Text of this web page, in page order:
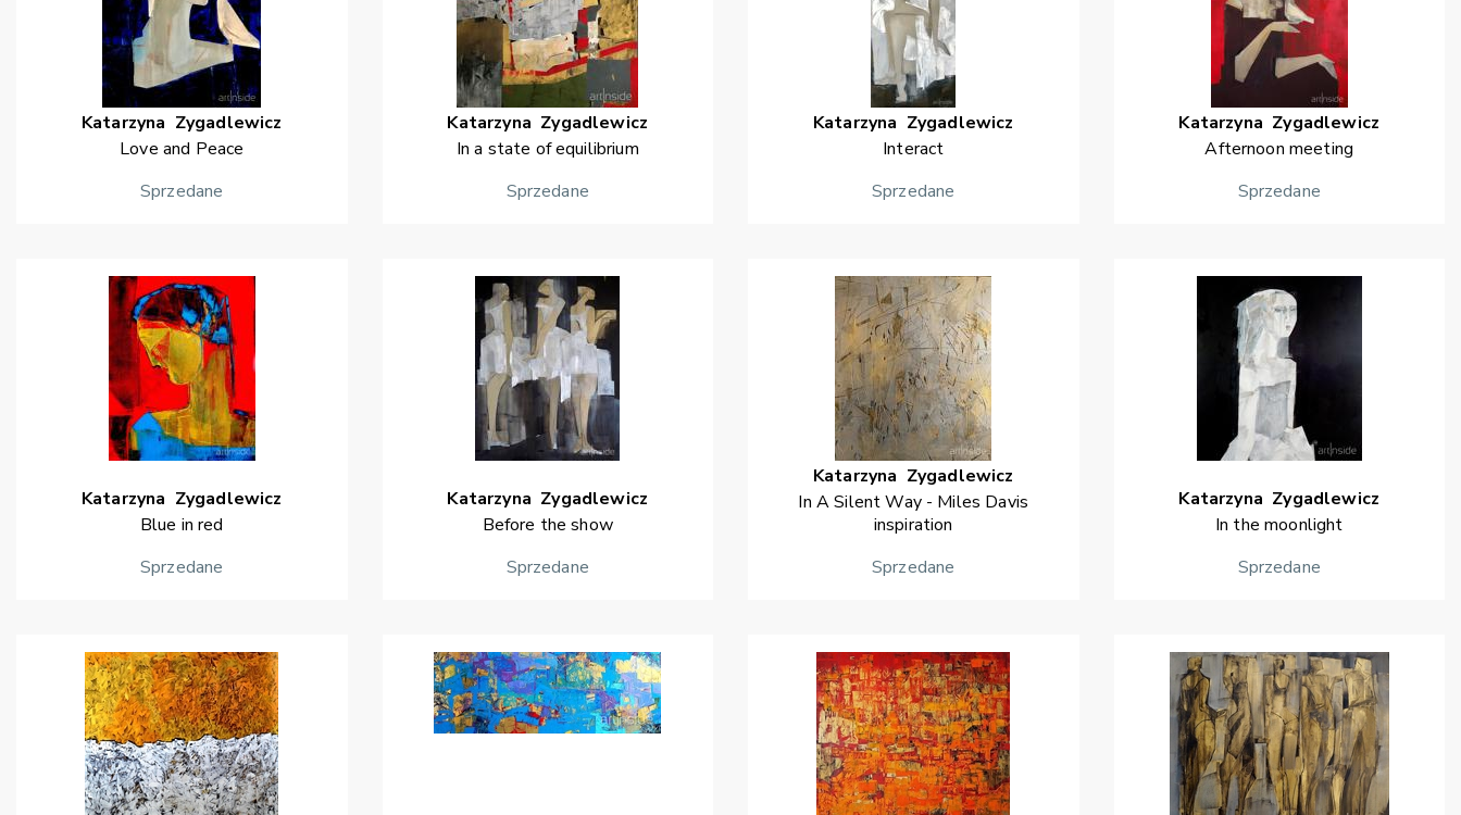
Katarzyna Zygadlewicz
Love and Peace
Sprzedane
Katarzyna Zygadlewicz
In a state of equilibrium
Sprzedane
Katarzyna Zygadlewicz
Interact
Sprzedane
Katarzyna Zygadlewicz
Afternoon meeting
Sprzedane
Katarzyna Zygadlewicz
Blue in red
Sprzedane
Katarzyna Zygadlewicz
Before the show
Sprzedane
Katarzyna Zygadlewicz
In A Silent Way - Miles Davis
inspiration
Sprzedane
Katarzyna Zygadlewicz
In the moonlight
Sprzedane